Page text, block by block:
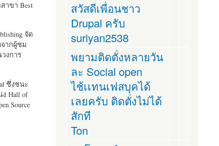
าขา Best
จัด
ากผู้ชม
งการ
ซึ่งชนะ
Hall of
Source
สวัสดีเพื่อนชาว
Drupal ครับ
suriyan2538
พยามติดตั่งหลายวัน
ละ Social open
ไช้เเทนเฟสบุคได้
เลยครับ ติดตั่งไม่ได้
สักที
Ton